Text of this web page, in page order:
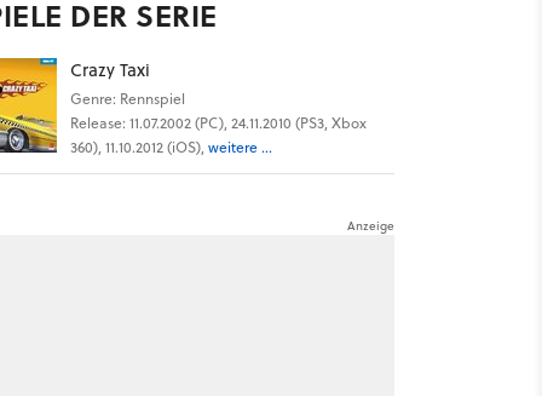
DER SERIE
Crazy Taxi
Genre: Rennspiel
Release: 11.07.2002 (PC), 24.11.2010 (PS3, Xbox
360), 11.10.2012 (iOS), weitere ...